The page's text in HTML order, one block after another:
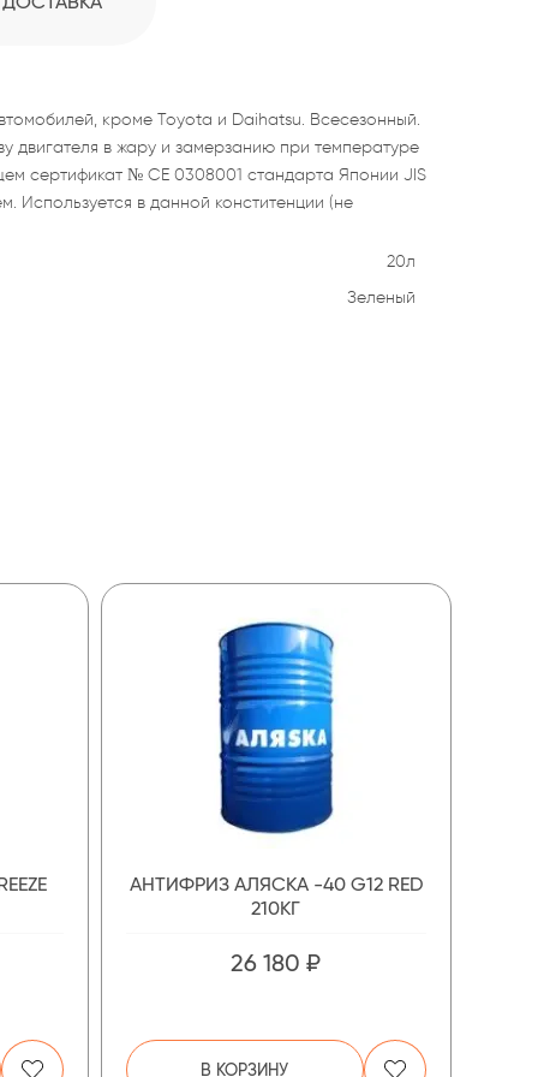
кроме Toyota и Daihatsu. Всесезонный.
двигателя в жару и замерзанию при температуре
сертификат № CE 0308001 стандарта Японии JIS
Используется в данной конститенции (не
20л
Зеленый
АНТИФРИЗ АЛЯСКА -40 G12 RED
210КГ
26 180 ₽
В КОРЗИНУ